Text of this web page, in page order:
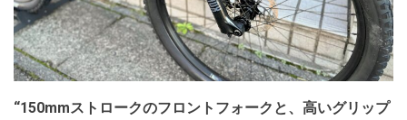
“150mmストロークのフロントフォークと、高いグリップ